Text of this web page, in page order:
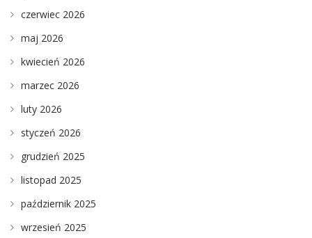
czerwiec 2026
maj 2026
kwiecień 2026
marzec 2026
luty 2026
styczeń 2026
grudzień 2025
listopad 2025
październik 2025
wrzesień 2025